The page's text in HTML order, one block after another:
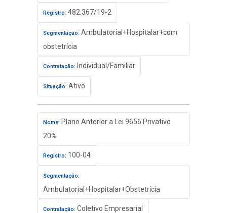
Registro: 482.367/19-2
Segmentação: Ambulatorial+Hospitalar+com
obstetrícia
Contratação: Individual/Familiar
Situação: Ativo
Nome: Plano Anterior a Lei 9656 Privativo
20%
Registro: 100-04
Segmentação:
Ambulatorial+Hospitalar+Obstetrícia
Contratação: Coletivo Empresarial